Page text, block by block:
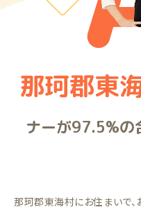
那珂郡東
ナーが97.5%の
那珂郡東海村にお住まいで